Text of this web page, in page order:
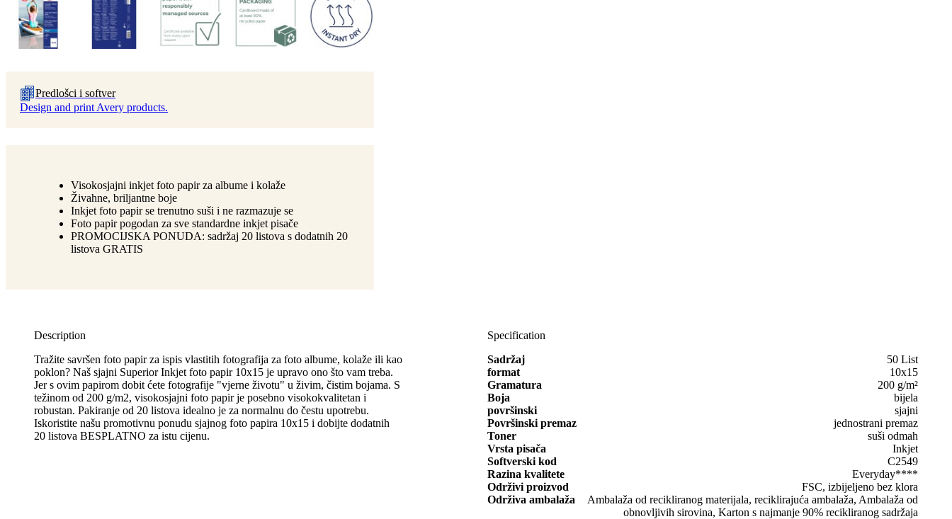
Predlošci i softver
Design and print Avery products.
Visokosjajni inkjet foto papir za albume i kolaže
Živahne, briljantne boje
Inkjet foto papir se trenutno suši i ne razmazuje se
Foto papir pogodan za sve standardne inkjet pisače
PROMOCIJSKA PONUDA: sadržaj 20 listova s ​​dodatnih 20
listova GRATIS
Description
Tražite savršen foto papir za ispis vlastitih fotografija za foto albume, kolaže ili kao
poklon? Naš sjajni Superior Inkjet foto papir 10x15 je upravo ono što vam treba.
Jer s ovim papirom dobit ćete fotografije "vjerne životu" u živim, čistim bojama. S
težinom od 200 g/m2, visokosjajni foto papir je posebno visokokvalitetan i
robustan. Pakiranje od 20 listova idealno je za normalnu do čestu upotrebu.
Iskoristite našu promotivnu ponudu sjajnog foto papira 10x15 i dobijte dodatnih
20 listova BESPLATNO za istu cijenu.
Specification
Sadržaj
50 List
format
10x15
Gramatura
200 g/m²
Boja
bijela
površinski
sjajni
Površinski premaz
jednostrani premaz
Toner
suši odmah
Vrsta pisača
Inkjet
Softverski kod
C2549
Razina kvalitete
Everyday****
Održivi proizvod
FSC, izbijeljeno bez klora
Održiva ambalaža
Ambalaža od recikliranog materijala, reciklirajuća ambalaža, Ambalaža od
obnovljivih sirovina, Karton s najmanje 90% recikliranog sadržaja